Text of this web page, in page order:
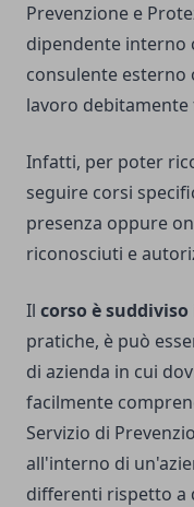
Prevenzione e
dipendente interno
consulente esterno
lavoro
Infatti, per poter
seguire corsi
presenza oppure
riconosciuti e
Il corso è
pratiche, è può
di azienda in cui
facilmente
Servizio di
all'interno di
differenti rispetto a